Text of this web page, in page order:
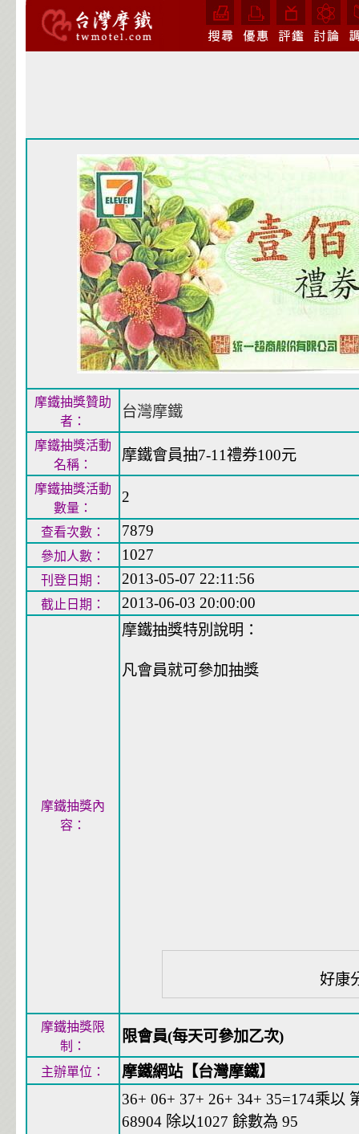
摩鐵抽獎贊助
者：
台灣摩鐵
摩鐵抽獎活動
名稱：
摩鐵會員抽7-11禮券100元
摩鐵抽獎活動
數量：
2
查看次數： 7879
參加人數： 1027
刊登日期： 2013-05-07 22:11:56
截止日期： 2013-06-03 20:00:00
摩鐵抽獎內
容：
摩鐵抽獎特別說明：
凡會員就可參加抽獎
好
摩鐵抽獎限
制：
限會員(每天可參加乙次)
主辦單位： 摩鐵網站【台灣摩鐵】
36+ 06+ 37+ 26+ 34+ 35=174乘以
68904 除以1027 餘數為 95